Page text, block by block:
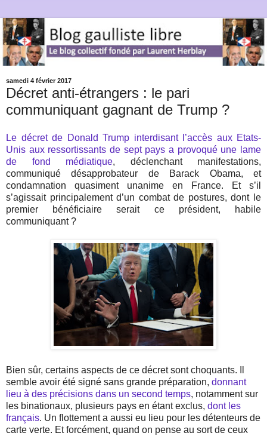
samedi 4 février 2017
Décret anti-étrangers : le pari
communiquant gagnant de Trump ?
Le décret de Donald Trump interdisant l’accès aux Etats-
Unis aux ressortissants de sept pays a provoqué une lame
de fond médiatique, déclenchant manifestations,
communiqué désapprobateur de Barack Obama, et
condamnation quasiment unanime en France. Et s’il
s’agissait principalement d’un combat de postures, dont le
premier bénéficiaire serait ce président, habile
communiquant ?
Bien sûr, certains aspects de ce décret sont choquants. Il
semble avoir été signé sans grande préparation, donnant
lieu à des précisions dans un second temps, notamment sur
les binationaux, plusieurs pays en étant exclus, dont les
français. Un flottement a aussi eu lieu pour les détenteurs de
carte verte. Et forcément, quand on pense au sort de ceux